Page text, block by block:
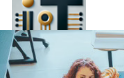
Principal
En